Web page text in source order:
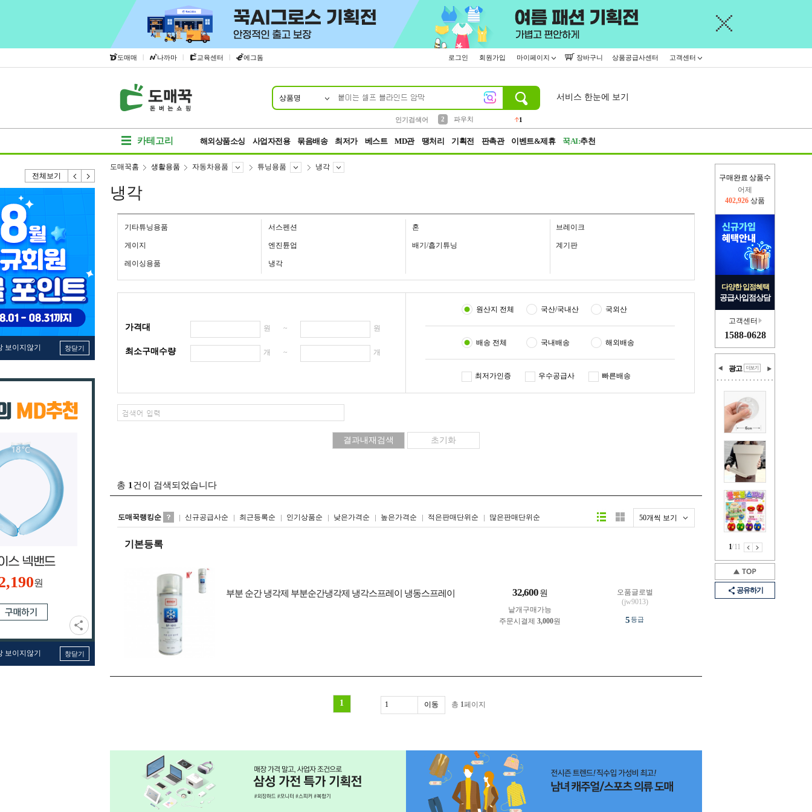
도매매 | 나까마 | 교육센터 | 에그돔 로그인 회원가입 마이페이지 장바구니 상품공급사센터 고객센터
상품명
인기검색어
2
파우치
1
서비스 한눈에 보기
카테고리 해외상품소싱 사업자전용 묶음배송 최저가 베스트 MD관 땡처리 기획전 판촉관 이벤트&제휴 꾹AI:추천
전체보기
보이지않기 창닫기
원
보이지않기 창닫기
구매완료 상품수
어제
402,926 상품
다양한 입점혜택
공급사입점상담
고객센터
1588-0628
광고
1/11
공유하기
도매꾹홈 생활용품 자동차용품 튜닝용품 냉각
냉각
기타튜닝용품 서스펜션 혼 브레이크
게이지 엔진튠업 배기/흡기튜닝 계기판
레이싱용품 냉각
가격대 원 ~ 원
최소구매수량 개 ~ 개
원산지 전체 국산/국내산 국외산
배송 전체 국내배송 해외배송
최저가인증 우수공급사 빠른배송
총 1 건이 검색되었습니다
도매꾹랭킹순 신규공급사순 최근등록순 인기상품순 낮은가격순 높은가격순 적은판매단위순 많은판매단위순 50개씩 보기
리스트형갤러리형
기본등록
부분 순간 냉각제 부분순간냉각제 냉각스프레이 냉동스프레이 32,600 원
낱개구매가능
주문시결제 3,000원
오품글로벌
(jw9013)
5등급
1 총 1페이지